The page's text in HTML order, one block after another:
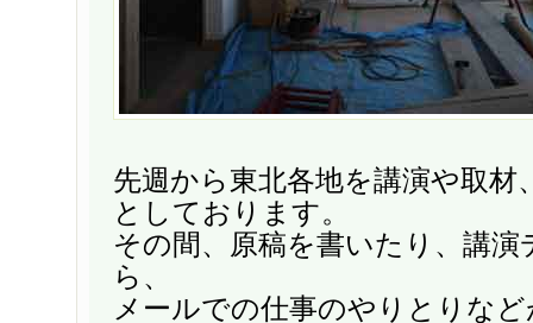
先週から東北各地を講演や取材
としております。
その間、原稿を書いたり、講演
ら、
メールでの仕事のやりとりな